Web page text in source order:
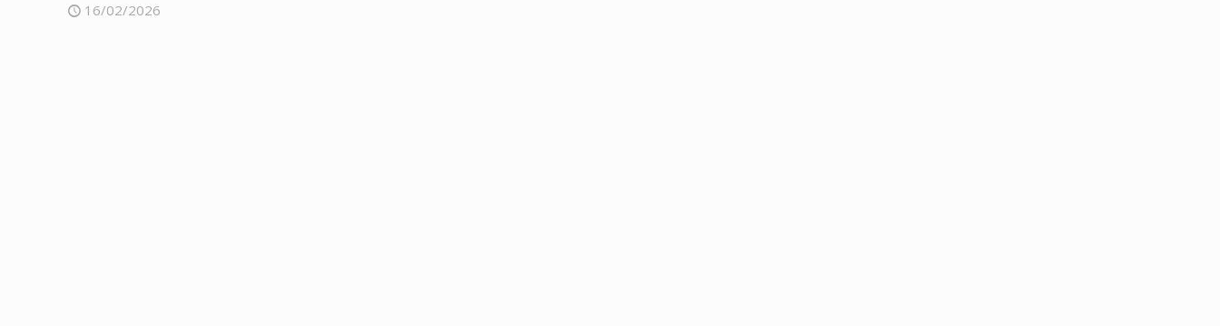
16/02/2026